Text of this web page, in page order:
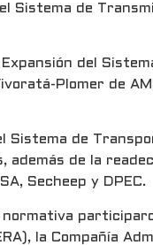
Sistema de
del
Plomer de
Sistema de
de la
Secheep y DPEC.
normativa
la Compañía